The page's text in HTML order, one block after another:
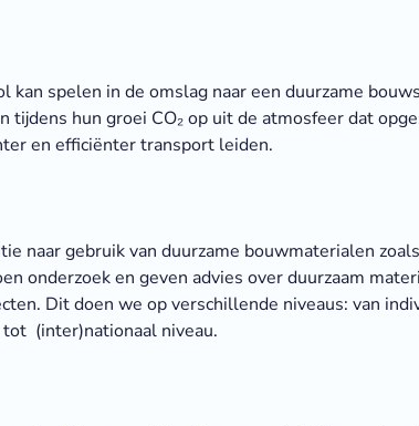
spelen in de omslag naar een duurzame
hun groei CO₂ op uit de atmosfeer dat
en efficiënter transport leiden.
naar gebruik van duurzame bouwmaterialen
onderzoek en geven advies over duurzaam
Dit doen we op verschillende niveaus: van
(inter)nationaal niveau.